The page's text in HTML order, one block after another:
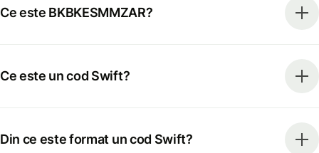
Ce este BKBKESMMZAR?
Ce este un cod Swift?
Din ce este format un cod Swift?